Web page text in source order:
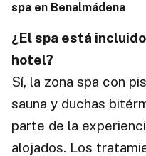
spa en Benalmádena
¿El spa está
hotel?
Sí, la zona spa con
sauna y duchas
parte de la
alojados. Los